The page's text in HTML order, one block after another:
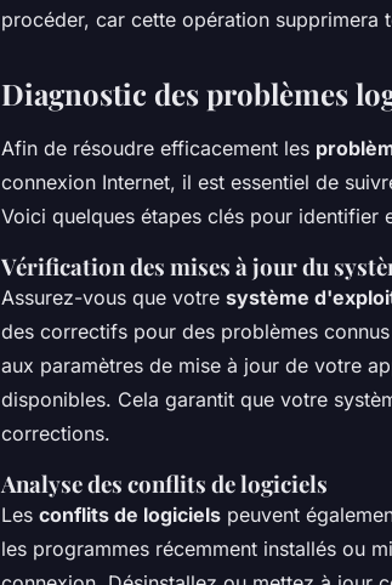
procéder, car cette opération supprimera
Diagnostic des problèmes
Afin de résoudre efficacement les
connexion Internet, il est essentiel de
Voici quelques étapes clés pour identifier
Vérification des mises à jour du
Assurez-vous que votre système
des correctifs pour des problèmes
aux paramètres de mise à jour de votre
disponibles. Cela garantit que votre
corrections.
Analyse des conflits de logiciels
Les conflits de logiciels peuvent
les programmes récemment installés ou